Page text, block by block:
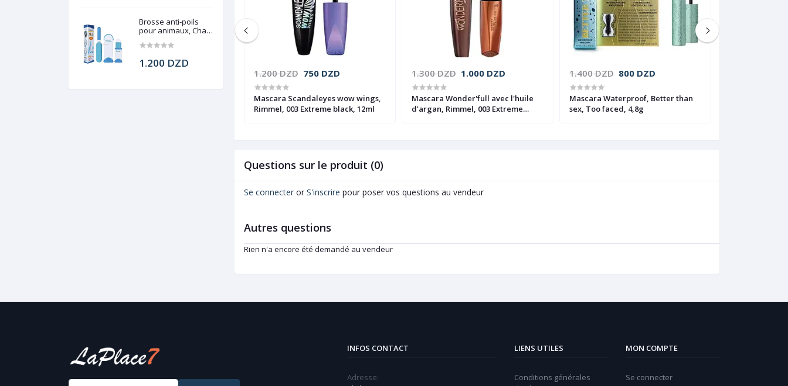
Brosse anti-poils
pour animaux, Chats
1.200 DZD
1.200 DZD 750 DZD
Mascara Scandaleyes wow wings,
Rimmel, 003 Extreme black, 12ml
1.300 DZD 1.000 DZD
Mascara Wonder'full avec l'huile
d'argan, Rimmel, 003 Extreme
1.400 DZD 800 DZD
Mascara Waterproof, Better than
sex, Too faced, 4,8g
Questions sur le produit (0)
Se connecteror S'inscrire pour poser vos questions au vendeur
Autres questions
Rien n'a encore été demandé au vendeur
INFOS CONTACT
Adresse:
LIENS UTILES
Conditions générales
MON COMPTE
Se connecter